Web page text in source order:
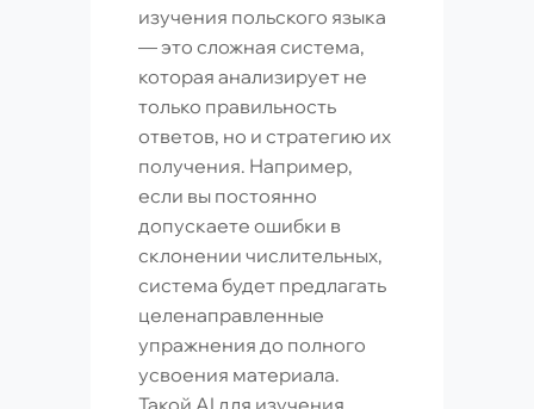
изучения польского языка
— это сложная система,
которая анализирует не
только правильность
ответов, но и стратегию их
получения. Например,
если вы постоянно
допускаете ошибки в
склонении числительных,
система будет предлагать
целенаправленные
упражнения до полного
усвоения материала.
Такой AI для изучения